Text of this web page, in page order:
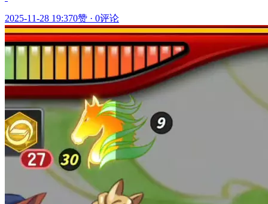
2025-11-28 19:370赞 · 0评论